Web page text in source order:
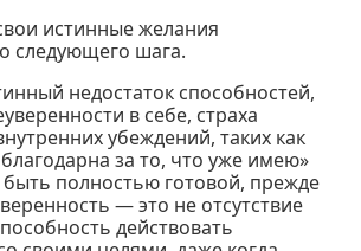
истинные желания
следующего шага.
недостаток способностей,
в себе, страха
убеждений, таких как
за то, что уже имею»
полностью готовой, прежде
— это не отсутствие
действовать